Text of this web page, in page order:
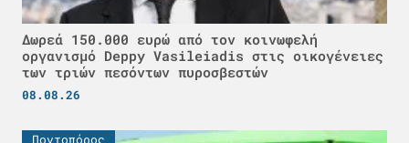
Δωρεά 150.000 ευρώ από τον κοινωφελή
οργανισμό Deppy Vasileiadis στις οικογένειες
των τριών πεσόντων πυροσβεστών
08.08.26